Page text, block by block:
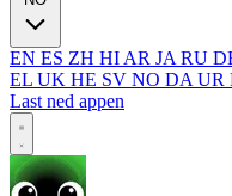
EN ES ZH HI AR JA RU
EL UK HE SV NO DA UR
Last ned appen